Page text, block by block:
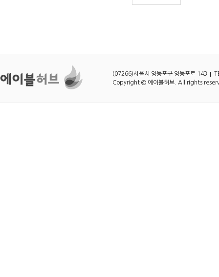
(07266)서울시 영등포구 영등포로 143
Copyright © 에이블허브. All rights